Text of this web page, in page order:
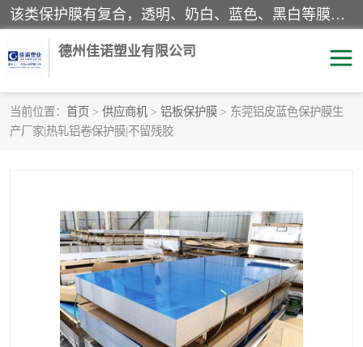
该类保护膜有复合，透明、奶白、蓝色、黑白等膜型。特高粘，高粘，中高粘，中粘，中低粘，低粘等。对于不同的粘力要求有相应的产品相适配。无胶渍残留污染。在较宽的收卷幅度下平整无皱纹，收卷长度大，利于机械化及自动化施工粘贴。为您的产品提供的表面保护解决方案。 产品广泛适用于：铝材、不锈钢、金属、塑料、电子、家电、家具、玻璃、化工材料、装饰材料等。
德州佳诺塑业有限公司
当前位置： 首页 > 供应商机 > 铝板保护膜 > 东莞铝皮蓝色保护膜生
产厂家|热轧铝卷保护膜|不留残胶
pe保护膜
拉伸缠绕膜 透明保护膜
黑白保护膜 乳白保护膜
明蓝保护膜 纯黑保护膜
印字保护膜 彩钢板保护膜